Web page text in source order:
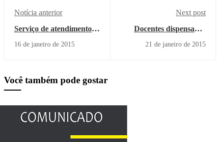
Notícia anterior
Serviço de atendimento
Sinpro está restrito
16 de janeiro de 2015
Next post
Docentes dispensados
satisfeitos
21 de janeiro de 2015
Você também pode gostar